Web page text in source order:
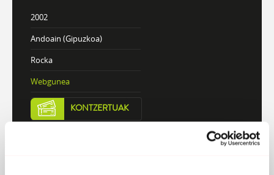
2002
Andoain (Gipuzkoa)
Rocka
Webgunea
KONTZERTUAK